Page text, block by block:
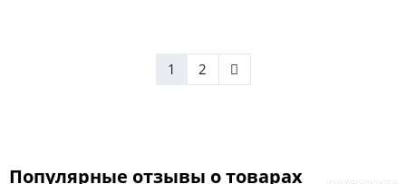
1 2
Популярные отзывы о товарах